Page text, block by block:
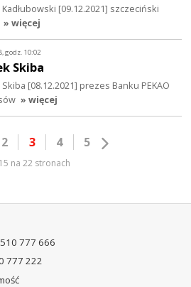
[09.12.2021] szczeciński
» więcej
godz. 10:02
Skiba
[08.12.2021] prezes Banku PEKAO
» więcej
2 3 4 5
na 22 stronach
777 666
777 222